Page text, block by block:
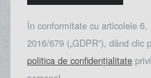
În conformitate cu articolele
2016/679 („GDPR”), dând clic
politica de confidențialitate